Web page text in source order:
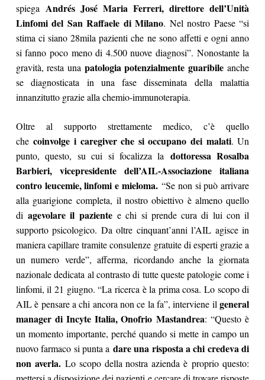
spiega Andrés José Maria Ferreri, direttore dell’Unità
Linfomi del San Raffaele di Milano. Nel nostro Paese “si
stima ci siano 28mila pazienti che ne sono affetti e ogni anno
si fanno poco meno di 4.500 nuove diagnosi”. Nonostante la
gravità, resta una patologia potenzialmente guaribileanche
se diagnosticata in una fase disseminata della malattia
innanzitutto grazie alla chemio-immunoterapia.
Oltre al supporto strettamente medico, c’è quello
checoinvolge i caregiver che si occupano dei malati. Un
punto, questo, su cui si focalizza la dottoressa Rosalba
Barbieri, vicepresidente dell’AIL-Associazione italiana
contro leucemie, linfomi e mieloma. “Se non si può arrivare
alla guarigione completa, il nostro obiettivo è almeno quello
diagevolare il paziente e chi si prende cura di lui con il
supporto psicologico. Da oltre cinquant’anni l’AIL agisce in
maniera capillare tramite consulenze gratuite di esperti grazie a
un numero verde”, afferma, ricordando anche la giornata
nazionale dedicata al contrasto di tutte queste patologie come i
linfomi, il 21 giugno. “La ricerca è la prima cosa. Lo scopo di
AIL è pensare a chi ancora non ce la fa”, interviene ilgeneral
manager di Incyte Italia, Onofrio Mastandrea: “Questo è
un momento importante, perché quando si mette in campo un
nuovo farmaco si punta a dare una risposta a chi credeva di
non averla.Lo scopo della nostra azienda è proprio questo: